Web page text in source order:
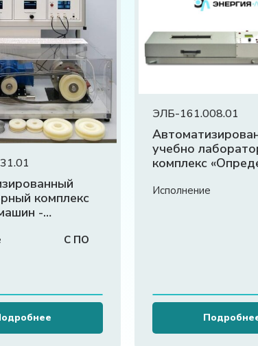
комплекс
-
С ПО
ЭЛБ-161.008.01
учебно
комплекс
Исполнение